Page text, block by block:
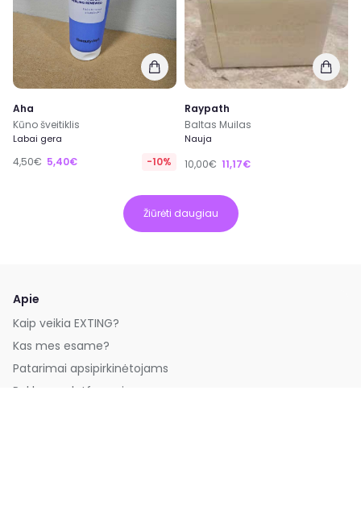
Aha
Kūno šveitiklis
Labai gera
4,50€ 5,40€ -10%
Raypath
Baltas Muilas
Nauja
10,00€ 11,17€
Žiūrėti daugiau
Apie
Kaip veikia EXTING?
Kas mes esame?
Patarimai apsipirkinėtojams
Reklama platformoje